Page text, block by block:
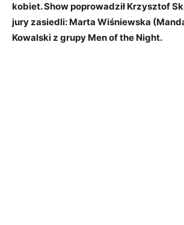
kobiet. Show poprowadził Krzysztof
jury zasiedli: Marta Wiśniewska
Kowalski z grupy Men of the Night.